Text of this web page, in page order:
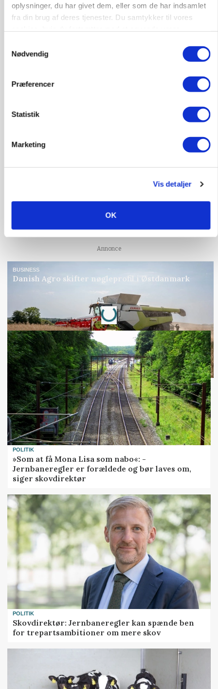
oplysninger, du har givet dem, eller som de har indsamlet
fra din brug af deres tjenester. Du samtykker til vores
Nødvendig
Præferencer
Statistik
Marketing
Vis detaljer
OK
Grøntsagsproduktion presset af kvælstofkrav:
Seks hektar brak for én hektar porrer
Stærkt år for griseformand: Overskud nærmer
sig 8 mio.
Annonce
BUSINESS
Danish Agro skifter nøgleprofil i Østdanmark
Annonce
Loading...
POLITIK
»Som at få Mona Lisa som nabo«: -
Jernbaneregler er forældede og bør laves om,
siger skovdirektør
POLITIK
Skovdirektør: Jernbaneregler kan spænde ben
for trepartsambitioner om mere skov